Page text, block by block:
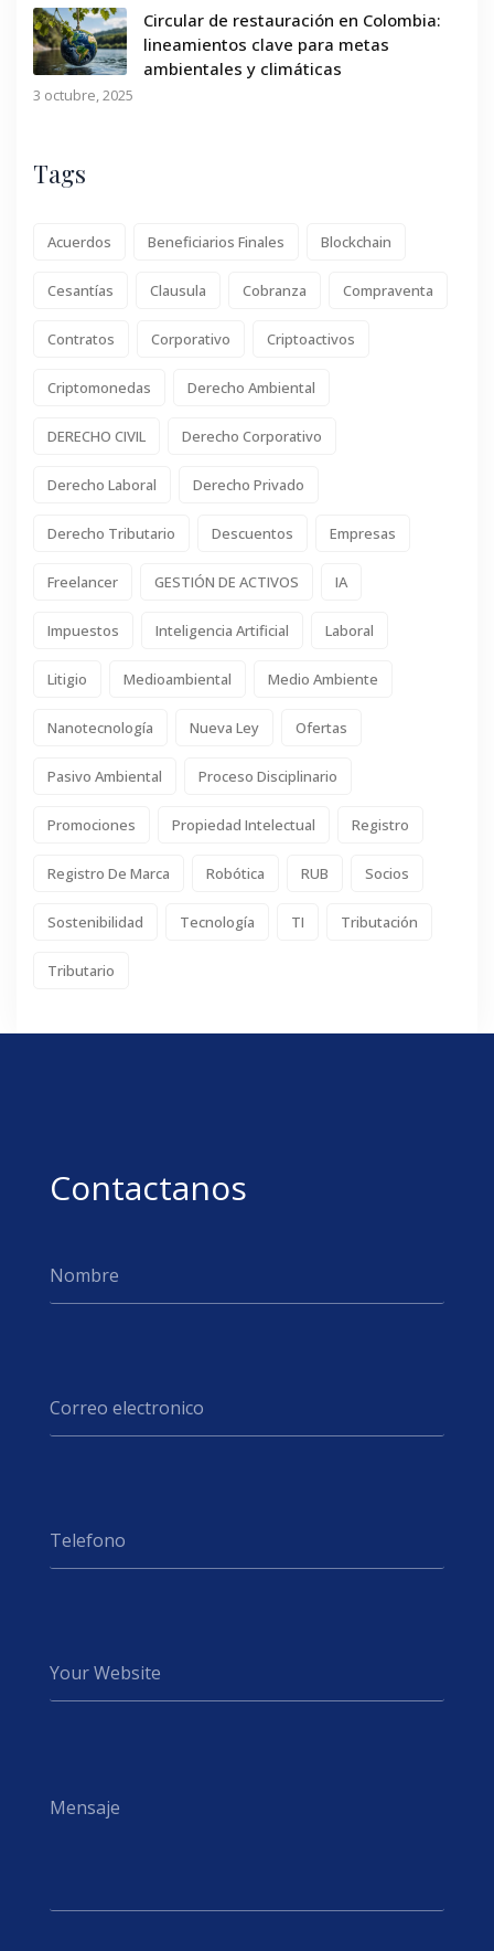
Circular de restauración en Colombia:
lineamientos clave para metas
ambientales y climáticas
3 octubre, 2025
Tags
Acuerdos Beneficiarios Finales Blockchain
Cesantías Clausula Cobranza Compraventa
Contratos Corporativo Criptoactivos
Criptomonedas Derecho Ambiental
DERECHO CIVIL Derecho Corporativo
Derecho Laboral Derecho Privado
Derecho Tributario Descuentos Empresas
Freelancer GESTIÓN DE ACTIVOS IA
Impuestos Inteligencia Artificial Laboral
Litigio Medioambiental Medio Ambiente
Nanotecnología Nueva Ley Ofertas
Pasivo Ambiental Proceso Disciplinario
Promociones Propiedad Intelectual Registro
Registro De Marca Robótica RUB Socios
Sostenibilidad Tecnología TI Tributación
Tributario
Contactanos